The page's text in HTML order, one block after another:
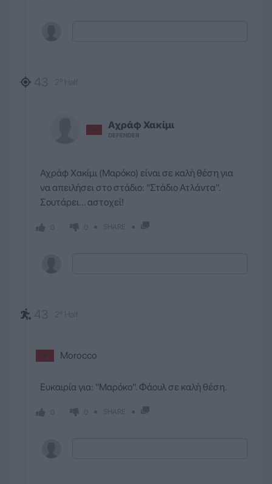
43 2º Half
Αχράφ Χακίμι
DEFENDER
Αχράφ Χακίμι (Μαρόκο) είναι σε καλή θέση για
να απειλήσει στο στάδιο: ''Στάδιο Ατλάντα''.
Σουτάρει... αστοχεί!
SHARE
43 2º Half
Morocco
Ευκαιρία για: ''Μαρόκο''. Φάουλ σε καλή θέση.
SHARE